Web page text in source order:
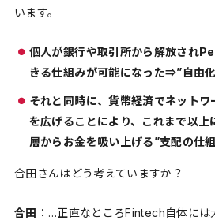
います。
個人が銀行や取引所から解放され
きる仕組みが可能になった⇒”自由
それと同時に、貨幣経済でネット
を広げることにより、これまで以上
層からお金を吸い上げる”支配の仕
合田さんはどう考えていますか？
合田 ：…正直なところFintech自体には